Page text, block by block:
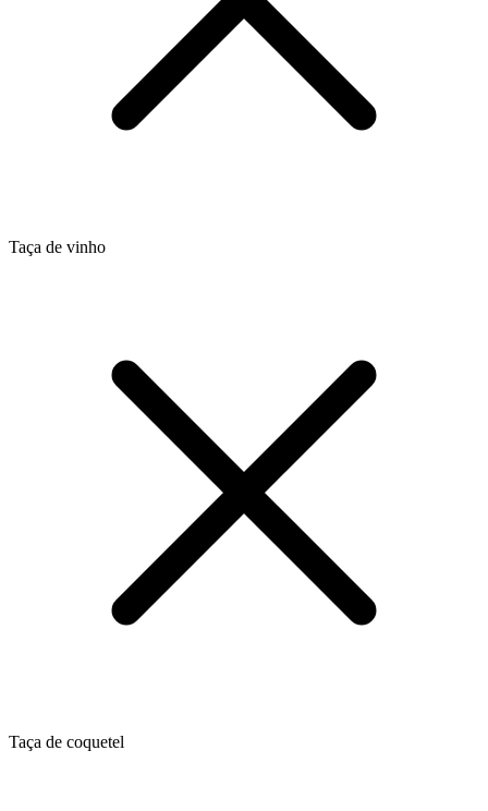
Taça de vinho
Taça de coquetel